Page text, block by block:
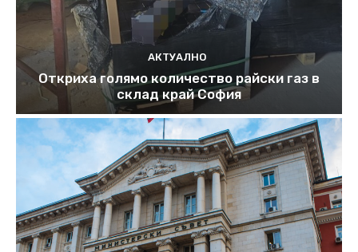
АКТУАЛНО
Откриха голямо количество райски газ в
склад край София